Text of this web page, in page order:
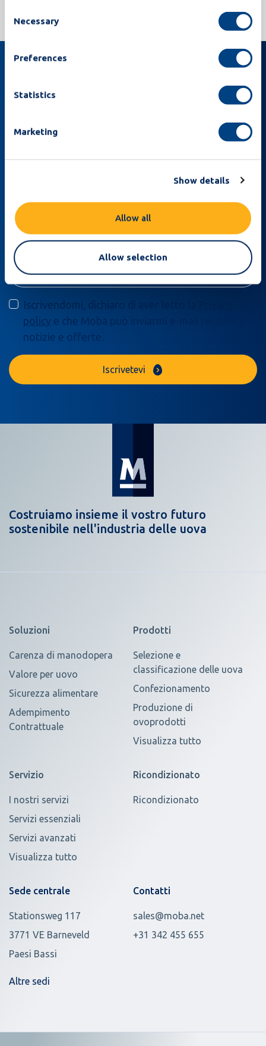
Selection
Necessary
Preferences
Statistics
Marketing
Show details
Allow all
Allow selection
Iscrivetevi alla nostra newsletter
Iscrivendomi, dichiaro di aver letto la
policy e che Moba può inviarmi e-mail relative a
notizie e offerte.
Iscrivetevi
Costruiamo insieme il vostro futuro
sostenibile nell'industria delle uova
Soluzioni
Carenza di manodopera
Valore per uovo
Sicurezza alimentare
Adempimento
Contrattuale
Prodotti
Selezione e
classificazione delle uova
Confezionamento
Produzione di
ovoprodotti
Visualizza tutto
Servizio
I nostri servizi
Servizi essenziali
Servizi avanzati
Visualizza tutto
Ricondizionato
Ricondizionato
Sede centrale
Stationsweg 117
3771 VE Barneveld
Paesi Bassi
Altre sedi
Contatti
sales@moba.net
+31 342 455 655